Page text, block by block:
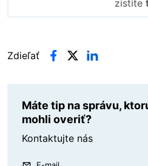
zistíte
Zdieľať
Máte tip na správu,
mohli overiť?
Kontaktujte nás